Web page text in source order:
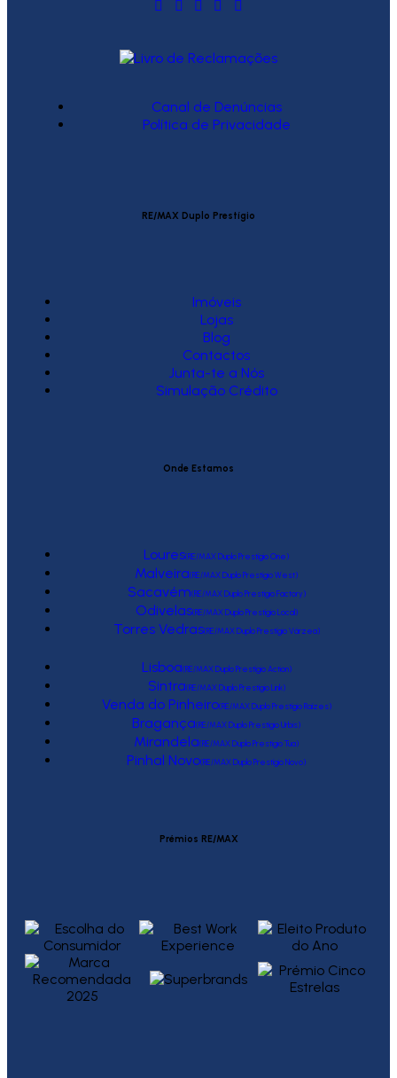
Canal de Denúncias
Política de Privacidade
RE/MAX Duplo Prestígio
Imóveis
Lojas
Blog
Contactos
Junta-te a Nós
Simulação Crédito
Onde Estamos
Loures(RE/MAX Duplo Prestígio One)
Malveira(RE/MAX Duplo Prestígio West)
Sacavém(RE/MAX Duplo Prestígio Factory)
Odivelas(RE/MAX Duplo Prestígio Local)
Torres Vedras(RE/MAX Duplo Prestígio Várzea)
Lisboa(RE/MAX Duplo Prestígio Action)
Sintra(RE/MAX Duplo Prestígio Link)
Venda do Pinheiro(RE/MAX Duplo Prestígio Raízes)
Bragança(RE/MAX Duplo Prestígio Urbis)
Mirandela(RE/MAX Duplo Prestígio Tua)
Pinhal Novo(RE/MAX Duplo Prestígio Novo)
Prémios RE/MAX